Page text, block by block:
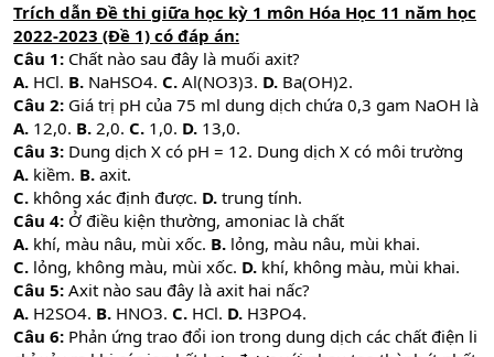
Trích dẫn Đề thi giữa học kỳ 1 môn Hóa Học 11 năm học
2022-2023 (Đề 1) có đáp án:
Câu 1: Chất nào sau đây là muối axit?
A. HCl. B. NaHSO4. C. Al(NO3)3. D. Ba(OH)2.
Câu 2: Giá trị pH của 75 ml dung dịch chứa 0,3 gam NaOH là
A. 12,0. B. 2,0. C. 1,0. D. 13,0.
Câu 3: Dung dịch X có pH = 12. Dung dịch X có môi trường
A. kiềm. B. axit.
C. không xác định được. D. trung tính.
Câu 4: Ở điều kiện thường, amoniac là chất
A. khí, màu nâu, mùi xốc. B. lỏng, màu nâu, mùi khai.
C. lỏng, không màu, mùi xốc. D. khí, không màu, mùi khai.
Câu 5: Axit nào sau đây là axit hai nấc?
A. H2SO4. B. HNO3. C. HCl. D. H3PO4.
Câu 6: Phản ứng trao đổi ion trong dung dịch các chất điện li